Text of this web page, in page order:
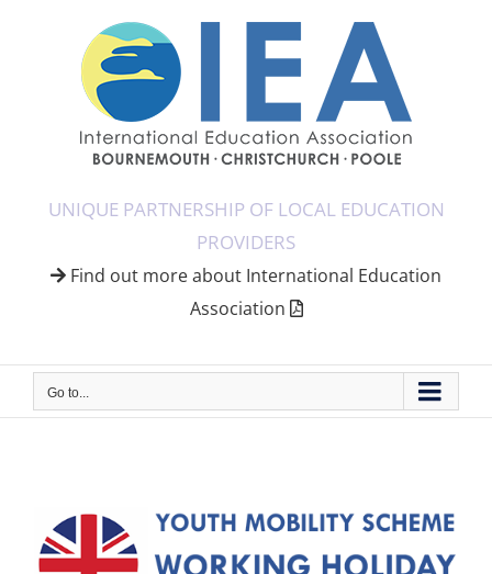
UNIQUE PARTNERSHIP OF LOCAL EDUCATION
PROVIDERS
Find out more about International Education
Association
Go to...